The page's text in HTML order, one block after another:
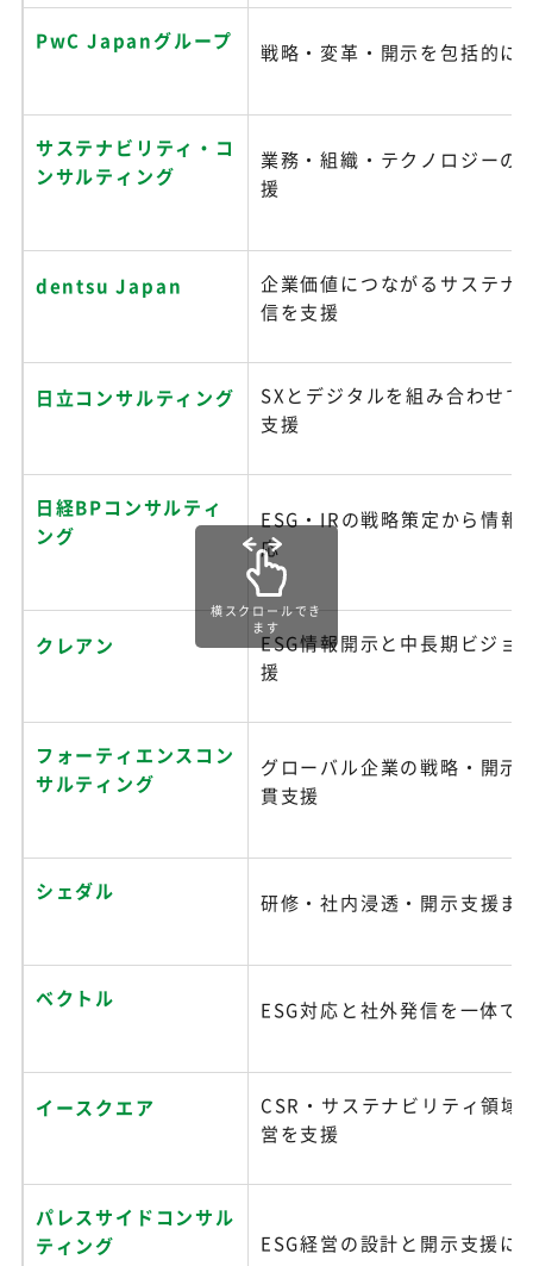
PwC Japanグループ 戦略・変革・開示を包括的に
サステナビリティ・コ
ンサルティング
業務・組織・テクノロジーの
援
dentsu Japan
企業価値につながるサステナ
信を支援
日立コンサルティング
SXとデジタルを組み合わせて
支援
日経BPコンサルティ
ング
ESG・IRの戦略策定から情報
応
クレアン
ESG情報開示と中長期ビジョ
援
フォーティエンスコン
サルティング
グローバル企業の戦略・開示
貫支援
シェダル 研修・社内浸透・開示支援ま
ベクトル ESG対応と社外発信を一体で
イースクエア
CSR・サステナビリティ領域
営を支援
パレスサイドコンサル
ティング
ESG経営の設計と開示支援に
横スクロールでき
ます